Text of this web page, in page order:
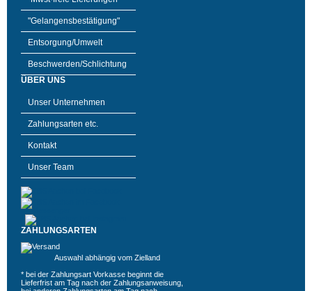
"Gelangensbestätigung"
Entsorgung/Umwelt
Beschwerden/Schlichtung
ÜBER UNS
Unser Unternehmen
Zahlungsarten etc.
Kontakt
Unser Team
ZAHLUNGSARTEN
Auswahl abhängig vom Zielland
* bei der Zahlungsart Vorkasse beginnt die
Lieferfrist am Tag nach der Zahlungsanweisung,